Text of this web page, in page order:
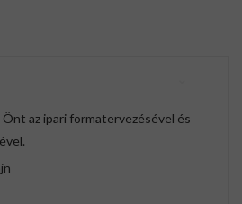
az ipari formatervezésével és